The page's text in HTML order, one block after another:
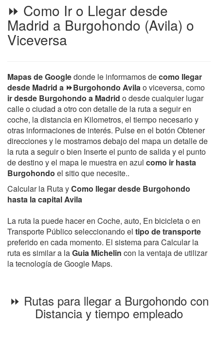
⏩ Como Ir o Llegar desde
Madrid a Burgohondo (Avila) o
Viceversa
Mapas de Googledonde le informamos decomo llegar
desde Madrid a ⏩Burgohondo Avilao viceversa, como
ir desde Burgohondo a Madrid o desde cualquier lugar
calle o ciudad a otro con detalle de la ruta a seguir en
coche, la distancia en Kilometros, el tiempo necesario y
otras informaciones de interés. Pulse en el botón Obtener
direcciones y le mostramos debajo del mapa un detalle de
la ruta a seguir o bien Inserte el punto de salida y el punto
de destino y el mapa le muestra en azul como ir hasta
Burgohondo el sitio que necesite..
Calcular la Ruta yComo llegar desde Burgohondo
hasta la capital Avila
La ruta la puede hacer en Coche, auto, En bicicleta o en
Transporte Público seleccionando el tipo de transporte
preferido en cada momento. El sistema para Calcular la
ruta es similar a laGuia Michelin con la ventaja de utilizar
la tecnología de Google Maps.
⏩ Rutas para llegar a Burgohondo con
Distancia y tiempo empleado